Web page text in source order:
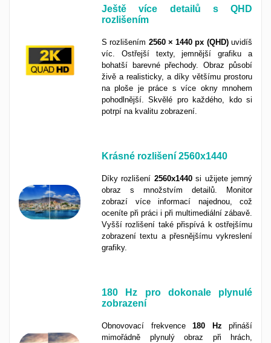
Ještě více detailů s QHD
rozlišením
S rozlišením 2560 × 1440 px (QHD)uvidíš
víc. Ostřejší texty, jemnější grafiku a
bohatší barevné přechody. Obraz působí
živě a realisticky, a díky většímu prostoru
na ploše je práce s více okny mnohem
pohodlnější. Skvělé pro každého, kdo si
potrpí na kvalitu zobrazení.
Krásné rozlišení 2560x1440
Díky rozlišení 2560x1440si užijete jemný
obraz s množstvím detailů. Monitor
zobrazí více informací najednou, což
oceníte při práci i při multimediální zábavě.
Vyšší rozlišení také přispívá k ostřejšímu
zobrazení textu a přesnějšímu vykreslení
grafiky.
180 Hz pro dokonale plynulé
zobrazení
Obnovovací frekvence 180 Hz přináší
mimořádně plynulý obraz při hrách,